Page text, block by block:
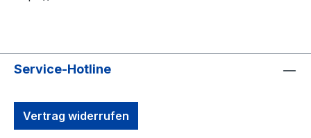
Service-Hotline
Vertrag widerrufen